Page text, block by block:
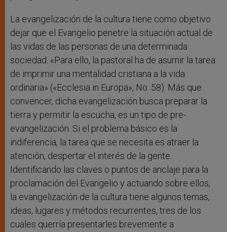
La evangelización de la cultura tiene como objetivo
dejar que el Evangelio penetre la situación actual de
las vidas de las personas de una determinada
sociedad. «Para ello, la pastoral ha de asumir la tarea
de imprimir una mentalidad cristiana a la vida
ordinaria» («Ecclesia in Europa», No. 58). Más que
convencer, dicha evangelización busca preparar la
tierra y permitir la escucha, es un tipo de pre-
evangelización. Si el problema básico es la
indiferencia, la tarea que se necesita es atraer la
atención, despertar el interés de la gente.
Identificando las claves o puntos de anclaje para la
proclamación del Evangelio y actuando sobre ellos,
la evangelización de la cultura tiene algunos temas,
ideas, lugares y métodos recurrentes, tres de los
cuales querría presentarles brevemente a